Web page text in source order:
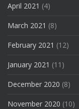
April 2021 (4)
March 2021 (8)
February 2021 (12)
January 2021 (11)
December 2020 (8)
November 2020 (10)